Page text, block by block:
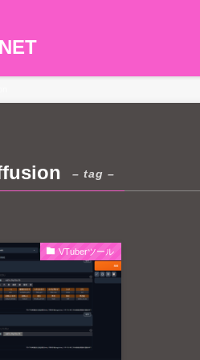
– tag –
VTuberツール